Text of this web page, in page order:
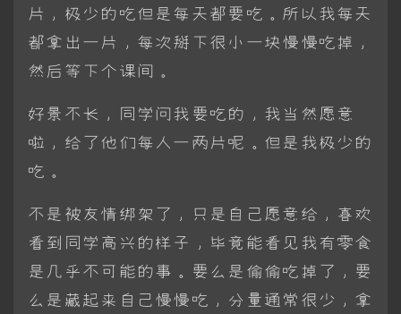
片，极少的吃但是每天都要吃。所以我每天
都拿出一片，每次掰下很小一块慢慢吃掉，
然后等下个课间。
好景不长，同学问我要吃的，我当然愿意
啦，给了他们每人一两片呢。但是我极少的
吃。
不是被友情绑架了，只是自己愿意给，喜欢
看到同学高兴的样子，毕竟能看见我有零食
是几乎不可能的事。要么是偷偷吃掉了，要
么是藏起来自己慢慢吃，分量通常很少，拿